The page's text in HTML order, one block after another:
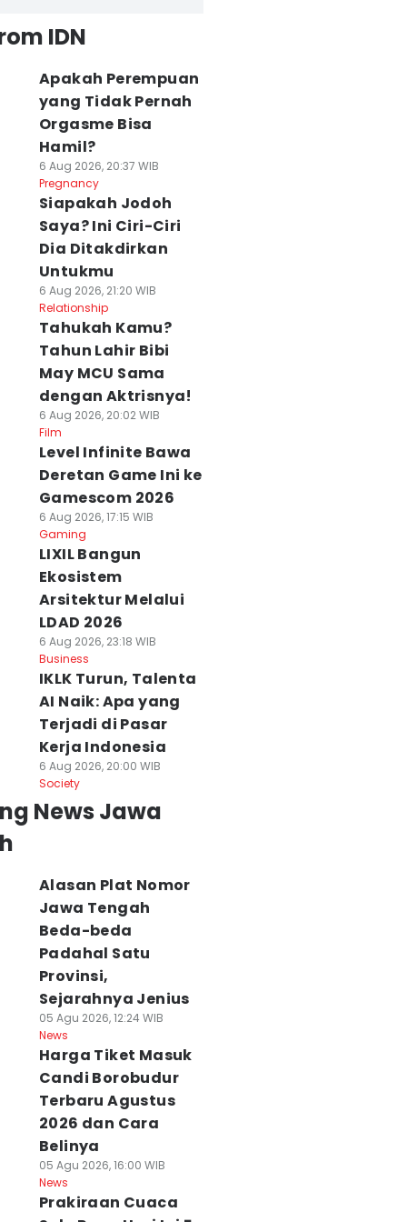
IDN
Apakah Perempuan
yang Tidak Pernah
Orgasme Bisa
Hamil?
6 Aug 2026, 20:37 WIB
Pregnancy
Siapakah Jodoh
Saya? Ini Ciri-Ciri
Dia Ditakdirkan
Untukmu
6 Aug 2026, 21:20 WIB
Relationship
Tahukah Kamu?
Tahun Lahir Bibi
May MCU Sama
dengan Aktrisnya!
6 Aug 2026, 20:02 WIB
Film
Level Infinite Bawa
Deretan Game Ini ke
Gamescom 2026
6 Aug 2026, 17:15 WIB
Gaming
LIXIL Bangun
Ekosistem
Arsitektur Melalui
LDAD 2026
6 Aug 2026, 23:18 WIB
Business
IKLK Turun, Talenta
AI Naik: Apa yang
Terjadi di Pasar
Kerja Indonesia
6 Aug 2026, 20:00 WIB
Society
News Jawa
Alasan Plat Nomor
Jawa Tengah
Beda-beda
Padahal Satu
Provinsi,
Sejarahnya Jenius
05 Agu 2026, 12:24 WIB
News
Harga Tiket Masuk
Candi Borobudur
Terbaru Agustus
2026 dan Cara
Belinya
05 Agu 2026, 16:00 WIB
News
Prakiraan Cuaca